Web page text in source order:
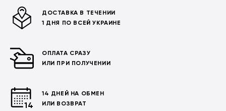
ДОСТАВКА В ТЕЧЕНИИ
1 ДНЯ ПО ВСЕЙ УКРАИНЕ
ОПЛАТА СРАЗУ
ИЛИ ПРИ ПОЛУЧЕНИИ
14 ДНЕЙ НА ОБМЕН
ИЛИ ВОЗВРАТ